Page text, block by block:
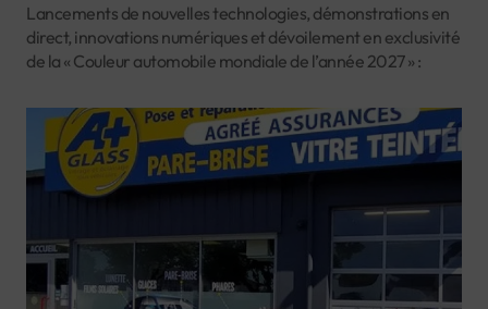
Lancements de nouvelles technologies, démonstrations en
direct, innovations numériques et dévoilement en exclusivité
de la « Couleur automobile mondiale de l’année 2027 » :